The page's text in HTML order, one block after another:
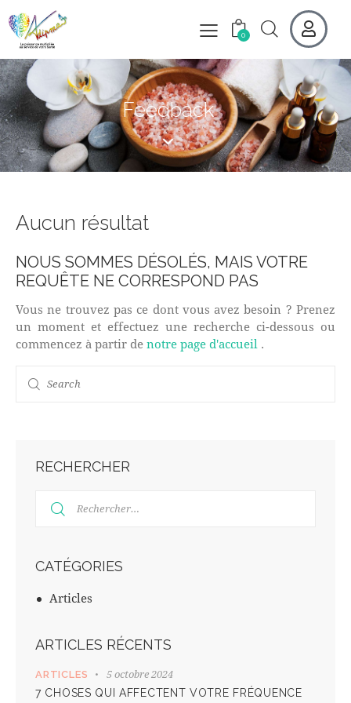
0
Feedback
Aucun résultat
NOUS SOMMES DÉSOLÉS, MAIS VOTRE
REQUÊTE NE CORRESPOND PAS
Vous ne trouvez pas ce dont vous avez besoin ? Prenez
un moment et effectuez une recherche ci-dessous ou
commencez à partir de notre page d'accueil .
RECHERCHER
CATÉGORIES
Articles
ARTICLES RÉCENTS
ARTICLES 5 octobre 2024
7 CHOSES QUI AFFECTENT VOTRE FRÉQUENCE